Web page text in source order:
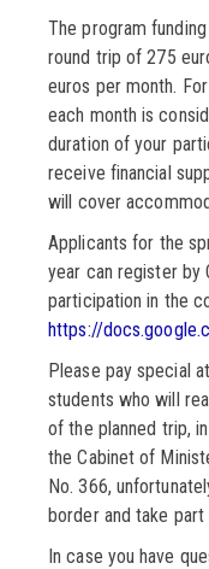
The program
round trip of 275
euros per month.
each month is
duration of your
receive financial
will cover
Applicants for the
year can register by
participation in the
https://
Please pay special
students who will
of the planned trip,
the Cabinet of
No. 366,
border and take part
In case you have